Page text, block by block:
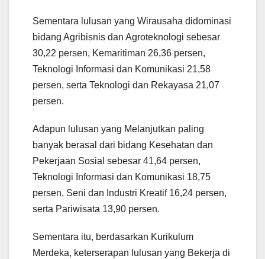
Sementara lulusan yang Wirausaha didominasi
bidang Agribisnis dan Agroteknologi sebesar
30,22 persen, Kemaritiman 26,36 persen,
Teknologi Informasi dan Komunikasi 21,58
persen, serta Teknologi dan Rekayasa 21,07
persen.
Adapun lulusan yang Melanjutkan paling
banyak berasal dari bidang Kesehatan dan
Pekerjaan Sosial sebesar 41,64 persen,
Teknologi Informasi dan Komunikasi 18,75
persen, Seni dan Industri Kreatif 16,24 persen,
serta Pariwisata 13,90 persen.
Sementara itu, berdasarkan Kurikulum
Merdeka, keterserapan lulusan yang Bekerja di